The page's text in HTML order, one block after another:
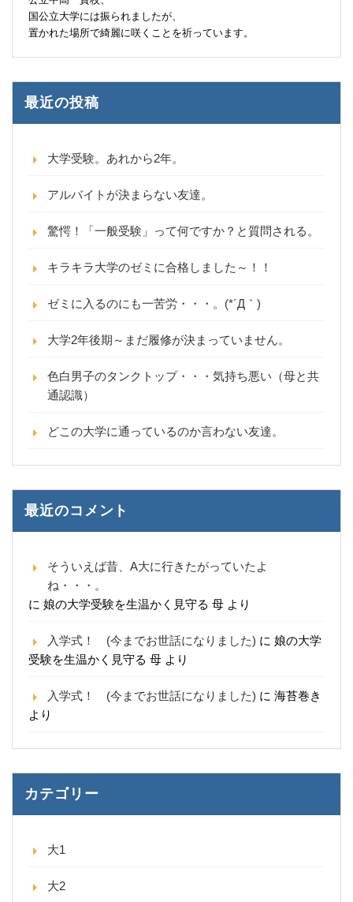
国公立大学には振られましたが、
置かれた場所で綺麗に咲くことを祈っています。
最近の投稿
大学受験。あれから2年。
アルバイトが決まらない友達。
驚愕！「一般受験」って何ですか？と質問される。
キラキラ大学のゼミに合格しました～！！
ゼミに入るのにも一苦労・・・。(*´Д｀)
大学2年後期～まだ履修が決まっていません。
色白男子のタンクトップ・・・気持ち悪い（母と共
通認識）
どこの大学に通っているのか言わない友達。
最近のコメント
そういえば昔、A大に行きたがっていたよ
ね・・・。
に 娘の大学受験を生温かく見守る 母 より
入学式！ (今までお世話になりました) に 娘の大学
受験を生温かく見守る 母 より
入学式！ (今までお世話になりました) に 海苔巻き
より
カテゴリー
大1
大2